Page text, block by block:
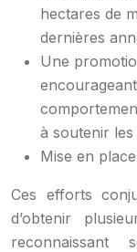
hectares de
dernières
Une
à soutenir
Mise en
Ces efforts
d’obtenir